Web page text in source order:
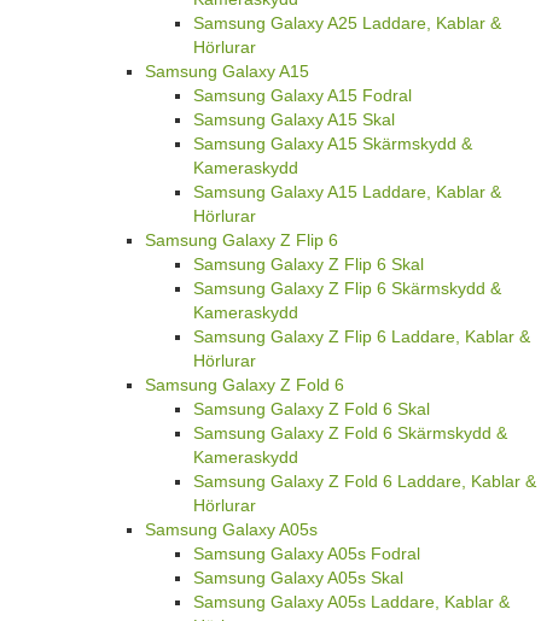
Samsung Galaxy A25 Laddare, Kablar &
Hörlurar
Samsung Galaxy A15
Samsung Galaxy A15 Fodral
Samsung Galaxy A15 Skal
Samsung Galaxy A15 Skärmskydd &
Kameraskydd
Samsung Galaxy A15 Laddare, Kablar &
Hörlurar
Samsung Galaxy Z Flip 6
Samsung Galaxy Z Flip 6 Skal
Samsung Galaxy Z Flip 6 Skärmskydd &
Kameraskydd
Samsung Galaxy Z Flip 6 Laddare, Kablar &
Hörlurar
Samsung Galaxy Z Fold 6
Samsung Galaxy Z Fold 6 Skal
Samsung Galaxy Z Fold 6 Skärmskydd &
Kameraskydd
Samsung Galaxy Z Fold 6 Laddare, Kablar &
Hörlurar
Samsung Galaxy A05s
Samsung Galaxy A05s Fodral
Samsung Galaxy A05s Skal
Samsung Galaxy A05s Laddare, Kablar &